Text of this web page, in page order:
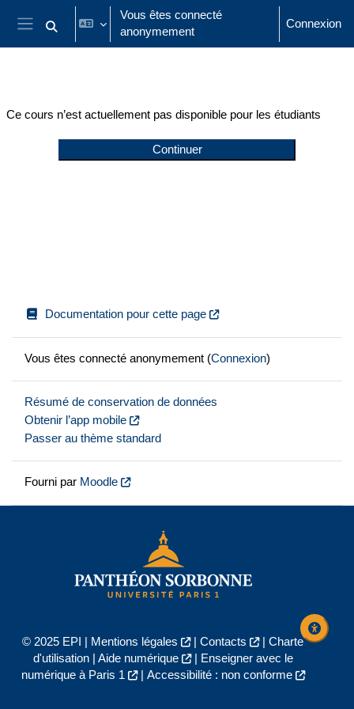
Passer au contenu principal
Panneau latéral
Activer/désactiver la saisie de recherche
Vous êtes connecté
anonymement
Connexion
Ce cours n’est actuellement pas disponible pour les étudiants
Continuer
Documentation pour cette page
Vous êtes connecté anonymement (Connexion)
Résumé de conservation de données
Obtenir l’app mobile
Passer au thème standard
Fourni par Moodle
© 2025 EPI | Mentions légales | Contacts | Charte
d'utilisation| Aide numérique |
Enseigner avec le
numérique à Paris 1
| Accessibilité : non conforme